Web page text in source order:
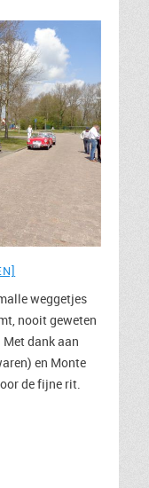
weggetjes
nooit geweten
dank aan
en Monte
de fijne rit.